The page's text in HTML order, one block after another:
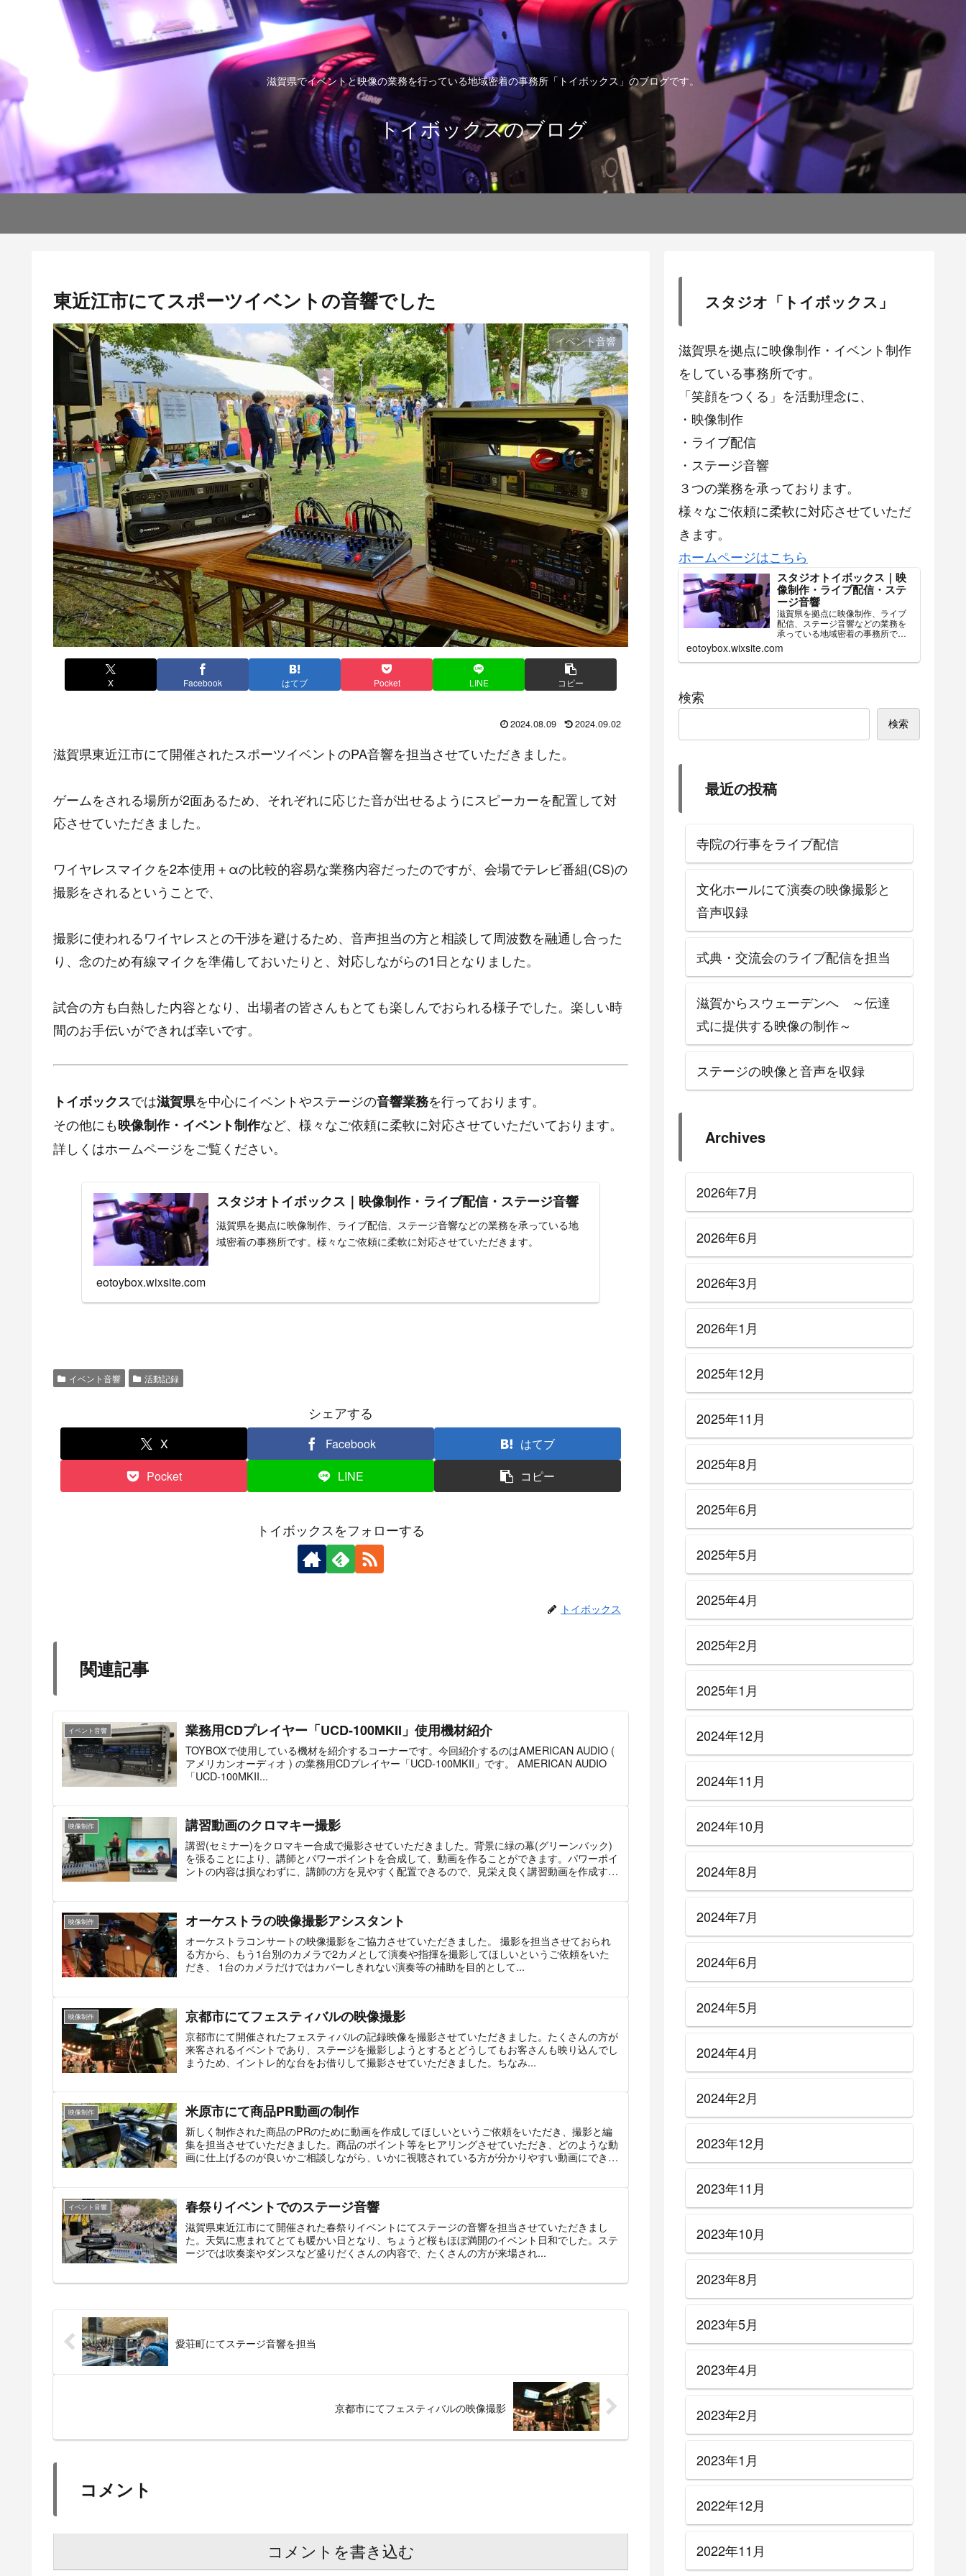
滋賀県でイベントと映像の業務を行っている地域密着の事務所「トイボックス」のブログです。
トイボックスのブログ
東近江市にてスポーツイベントの音響でした
イベント音響
X Facebook はてブ Pocket LINE コピー
2024.08.09 2024.09.02
滋賀県東近江市にて開催されたスポーツイベントのPA音響を担当させていただきました。
ゲームをされる場所が2面あるため、それぞれに応じた音が出せるようにスピーカーを配置して対
応させていただきました。
ワイヤレスマイクを2本使用＋αの比較的容易な業務内容だったのですが、会場でテレビ番組(CS)の
撮影をされるということで、
撮影に使われるワイヤレスとの干渉を避けるため、音声担当の方と相談して周波数を融通し合った
り、念のため有線マイクを準備しておいたりと、対応しながらの1日となりました。
試合の方も白熱した内容となり、出場者の皆さんもとても楽しんでおられる様子でした。楽しい時
間のお手伝いができれば幸いです。
トイボックスでは滋賀県を中心にイベントやステージの音響業務を行っております。
その他にも映像制作・イベント制作など、様々なご依頼に柔軟に対応させていただいております。
詳しくはホームページをご覧ください。
スタジオトイボックス｜映像制作・ライブ配信・ステージ音響
滋賀県を拠点に映像制作、ライブ配信、ステージ音響などの業務を承っている地
域密着の事務所です。様々なご依頼に柔軟に対応させていただきます。
eotoybox.wixsite.com
イベント音響 活動記録
シェアする
X Facebook
はてブ
Pocket
LINE コピー
トイボックスをフォローする
トイボックス
関連記事
イベント音響 業務用CDプレイヤー「UCD-100MKII」使用機材紹介
TOYBOXで使用している機材を紹介するコーナーです。今回紹介するのはAMERICAN AUDIO (
アメリカンオーディオ ) の業務用CDプレイヤー「UCD-100MKII」です。 AMERICAN AUDIO
「UCD-100MKII...
映像制作 講習動画のクロマキー撮影
講習(セミナー)をクロマキー合成で撮影させていただきました。背景に緑の幕(グリーンバック)
を張ることにより、講師とパワーポイントを合成して、動画を作ることができます。パワーポイ
ントの内容は損なわずに、講師の方を見やすく配置できるので、見栄え良く講習動画を作成する
映像制作 オーケストラの映像撮影アシスタント
オーケストラコンサートの映像撮影をご協力させていただきました。 撮影を担当させておられ
る方から、もう1台別のカメラで2カメとして演奏や指揮を撮影してほしいというご依頼をいた
だき、 1台のカメラだけではカバーしきれない演奏等の補助を目的として...
映像制作 京都市にてフェスティバルの映像撮影
京都市にて開催されたフェスティバルの記録映像を撮影させていただきました。たくさんの方が
来客されるイベントであり、ステージを撮影しようとするとどうしてもお客さんも映り込んでし
まうため、イントレ的な台をお借りして撮影させていただきました。ちなみ...
映像制作 米原市にて商品PR動画の制作
新しく制作された商品のPRのために動画を作成してほしいというご依頼をいただき、撮影と編
集を担当させていただきました。商品のポイント等をヒアリングさせていただき、どのような動
画に仕上げるのが良いかご相談しながら、いかに視聴されている方が分かりやすい動画にできる
イベント音響 春祭りイベントでのステージ音響
滋賀県東近江市にて開催された春祭りイベントにてステージの音響を担当させていただきまし
た。天気に恵まれてとても暖かい日となり、ちょうど桜もほぼ満開のイベント日和でした。ステ
ージでは吹奏楽やダンスなど盛りだくさんの内容で、たくさんの方が来場され...
愛荘町にてステージ音響を担当
京都市にてフェスティバルの映像撮影
コメント
コメントを書き込む
スタジオ「トイボックス」
滋賀県を拠点に映像制作・イベント制作
をしている事務所です。
「笑顔をつくる」を活動理念に、
・映像制作
・ライブ配信
・ステージ音響
３つの業務を承っております。
様々なご依頼に柔軟に対応させていただ
きます。
ホームページはこちら
スタジオトイボックス｜映
像制作・ライブ配信・ステ
ージ音響
滋賀県を拠点に映像制作、ライブ
配信、ステージ音響などの業務を
承っている地域密着の事務所で
せていただきます。
eotoybox.wixsite.com
検索
検索
最近の投稿
寺院の行事をライブ配信
文化ホールにて演奏の映像撮影と
音声収録
式典・交流会のライブ配信を担当
滋賀からスウェーデンへ ～伝達
式に提供する映像の制作～
ステージの映像と音声を収録
Archives
2026年7月
2026年6月
2026年3月
2026年1月
2025年12月
2025年11月
2025年8月
2025年6月
2025年5月
2025年4月
2025年2月
2025年1月
2024年12月
2024年11月
2024年10月
2024年8月
2024年7月
2024年6月
2024年5月
2024年4月
2024年2月
2023年12月
2023年11月
2023年10月
2023年8月
2023年5月
2023年4月
2023年2月
2023年1月
2022年12月
2022年11月